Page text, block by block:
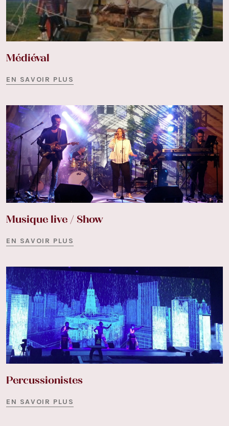
Médiéval
EN SAVOIR PLUS
Musique live / Show
EN SAVOIR PLUS
Percussionistes
EN SAVOIR PLUS